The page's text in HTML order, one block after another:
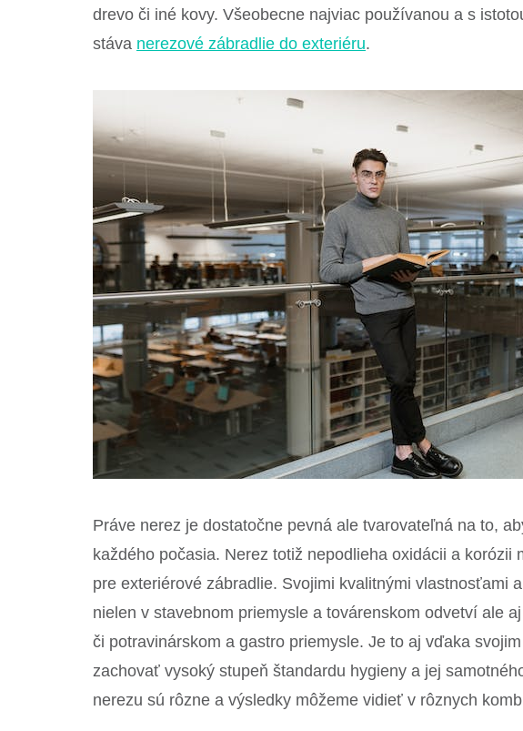
drevo či iné kovy. Všeobecne najviac používanou a s
stáva nerezové zábradlie do exteriéru.
Práve nerez je dostatočne pevná ale tvarovateľná na to,
každého počasia. Nerez totiž nepodlieha oxidácii a korózii
pre exteriérové zábradlie. Svojimi kvalitnými vlastnosťami
nielen v stavebnom priemysle a továrenskom odvetví ale
či potravinárskom a gastro priemysle. Je to aj vďaka
zachovať vysoký stupeň štandardu hygieny a jej
nerezu sú rôzne a výsledky môžeme vidieť v rôznych